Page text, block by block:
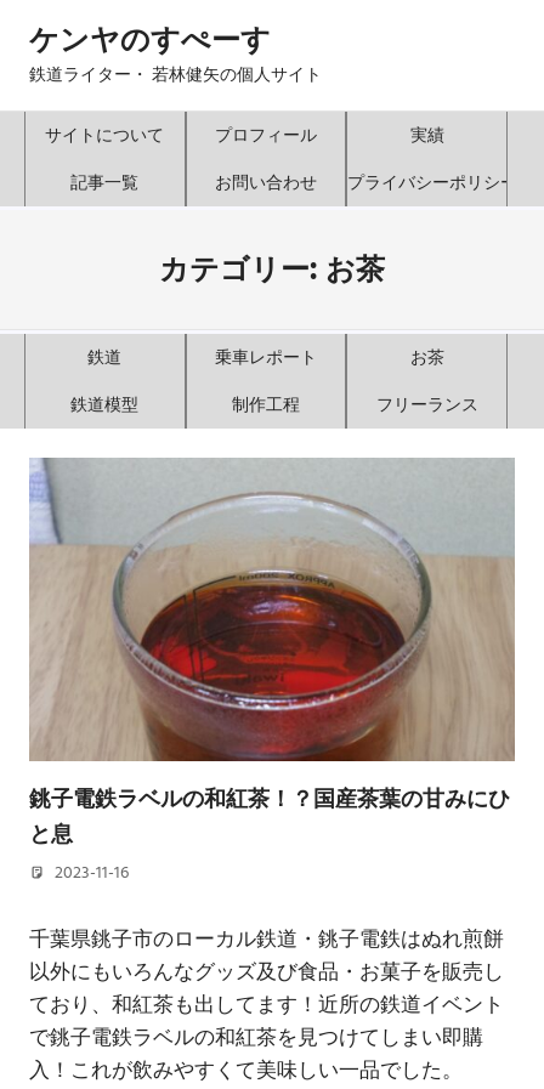
ン
ケンヤのすぺーす
鉄道ライター・ 若林健矢の個人サイト
サイトについて プロフィール
実績
記事一覧
お問い合わせ プライバシーポリシー
カテゴリー: お茶
鉄道 乗車レポート
お茶
鉄道模型
制作工程 フリーランス
銚子電鉄ラベルの和紅茶！？国産茶葉の甘みにひ
と息
2023-11-16
千葉県銚子市のローカル鉄道・銚子電鉄はぬれ煎餅
以外にもいろんなグッズ及び食品・お菓子を販売し
ており、和紅茶も出してます！近所の鉄道イベント
で銚子電鉄ラベルの和紅茶を見つけてしまい即購
入！これが飲みやすくて美味しい一品でした。